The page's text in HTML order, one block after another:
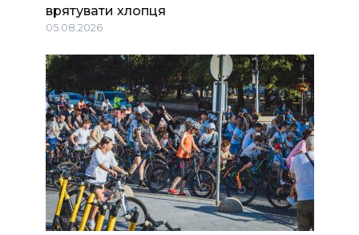
врятувати хлопця
05.08.2026